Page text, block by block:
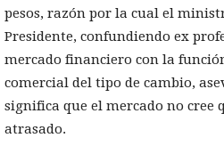
pesos, razón por la cual el
Presidente, confundiendo ex
mercado financiero con la
comercial del tipo de cambio,
significa que el mercado no cree
atrasado.